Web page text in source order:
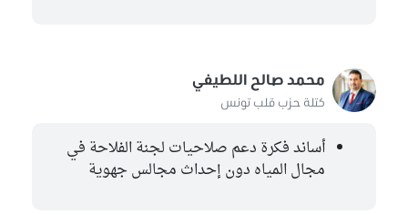
محمد صالح اللطيفي
كتلة حزب قلب تونس
أساند فكرة دعم صلاحيات لجنة الفلاحة في
مجال المياه دون إحداث مجالس جهوية